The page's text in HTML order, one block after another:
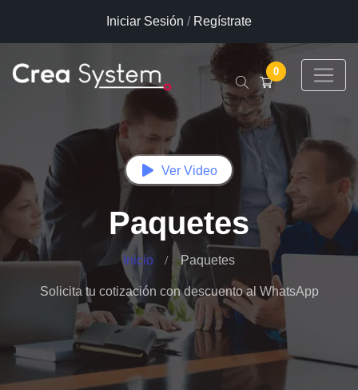
Iniciar Sesión / Regístrate
0
Ver Video
Paquetes
Inicio Paquetes
Solicita tu cotización con descuento al WhatsApp